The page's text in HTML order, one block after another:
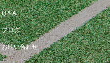
Q＆A
ブログ
お問い合わせ